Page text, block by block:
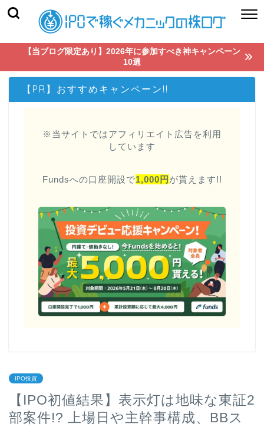
【当ブログ限定あり】2026年に参加すべき神キャンペーン
10選
【PR】おすすめキャンペーン!!
※当サイトではアフィリエイト広告を利用
しています
Fundsへの口座開設で1,000円 が貰えます!!
IPO投資
【IPO初値結果】表示灯は地味な東証2
部案件!? 上場日や主幹事構成、BBス